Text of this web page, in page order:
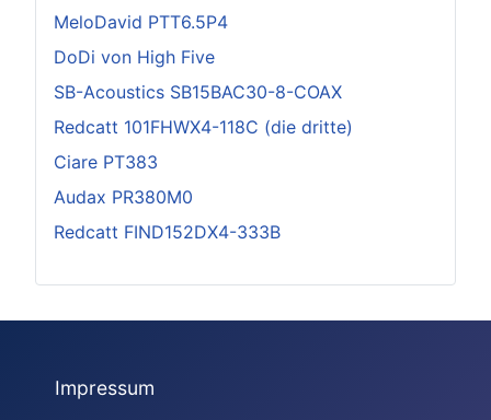
MeloDavid PTT6.5P4
DoDi von High Five
SB-Acoustics SB15BAC30-8-COAX
Redcatt 101FHWX4-118C (die dritte)
Ciare PT383
Audax PR380M0
Redcatt FIND152DX4-333B
Impressum